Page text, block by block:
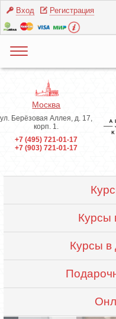
Вход Регистрация
Москва
ул. Берёзовая Аллея, д. 17,
корп. 1.
+7 (495) 721-01-17
+7 (903) 721-01-17
Курсы
Курсы в